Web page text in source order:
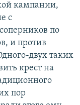
кампании,
с
по
и против
двух таких
крест на
пор